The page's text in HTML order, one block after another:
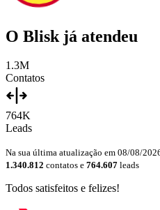
O Blisk já atendeu
1.3M
Contatos
764K
Leads
Na sua última atualização em 08/08/
1.340.812 contatos e 764.607 leads
Todos satisfeitos e felizes!